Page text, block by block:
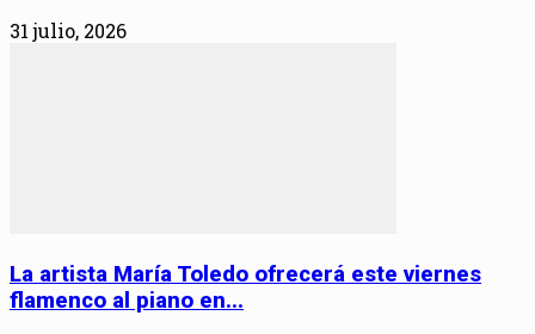
31 julio, 2026
La artista María Toledo ofrecerá este viernes
flamenco al piano en...